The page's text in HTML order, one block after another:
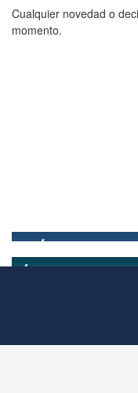
Cualquier novedad o
momento.